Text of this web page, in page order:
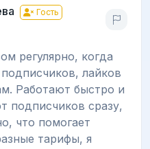
Гость
регулярно, когда
лайков
Работают быстро и
подписчиков сразу,
что помогает
тарифы, я